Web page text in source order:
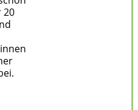
20